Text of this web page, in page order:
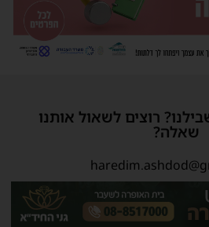
רוצים לשאול אותנו
שאלה?
פנייה ונחזור אליכם בהקדם